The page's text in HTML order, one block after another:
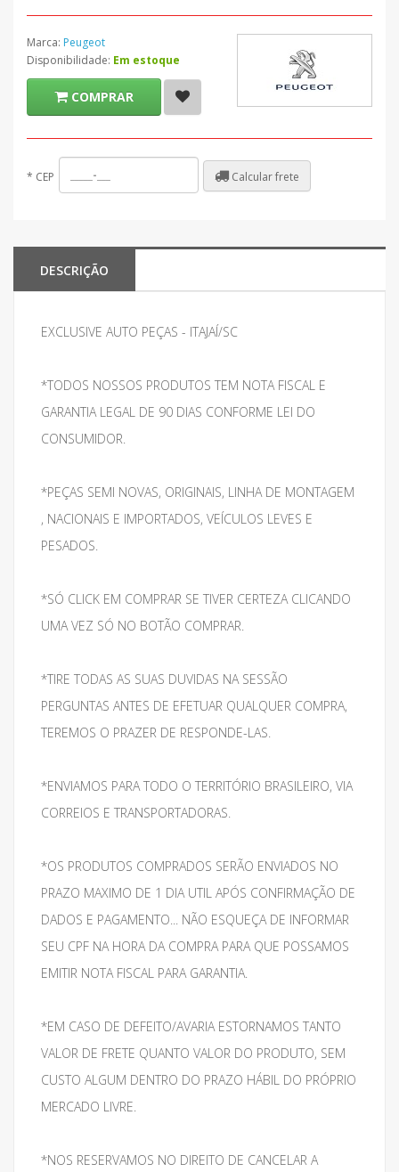
Marca: Peugeot
Disponibilidade: Em estoque
COMPRAR
* CEP Calcular frete
DESCRIÇÃO
EXCLUSIVE AUTO PEÇAS - ITAJAÍ/SC
*TODOS NOSSOS PRODUTOS TEM NOTA FISCAL E
GARANTIA LEGAL DE 90 DIAS CONFORME LEI DO
CONSUMIDOR.
*PEÇAS SEMI NOVAS, ORIGINAIS, LINHA DE MONTAGEM
, NACIONAIS E IMPORTADOS, VEÍCULOS LEVES E
PESADOS.
*SÓ CLICK EM COMPRAR SE TIVER CERTEZA CLICANDO
UMA VEZ SÓ NO BOTÃO COMPRAR.
*TIRE TODAS AS SUAS DUVIDAS NA SESSÃO
PERGUNTAS ANTES DE EFETUAR QUALQUER COMPRA,
TEREMOS O PRAZER DE RESPONDE-LAS.
*ENVIAMOS PARA TODO O TERRITÓRIO BRASILEIRO, VIA
CORREIOS E TRANSPORTADORAS.
*OS PRODUTOS COMPRADOS SERÃO ENVIADOS NO
PRAZO MAXIMO DE 1 DIA UTIL APÓS CONFIRMAÇÃO DE
DADOS E PAGAMENTO... NÃO ESQUEÇA DE INFORMAR
SEU CPF NA HORA DA COMPRA PARA QUE POSSAMOS
EMITIR NOTA FISCAL PARA GARANTIA.
*EM CASO DE DEFEITO/AVARIA ESTORNAMOS TANTO
VALOR DE FRETE QUANTO VALOR DO PRODUTO, SEM
CUSTO ALGUM DENTRO DO PRAZO HÁBIL DO PRÓPRIO
MERCADO LIVRE.
*NOS RESERVAMOS NO DIREITO DE CANCELAR A